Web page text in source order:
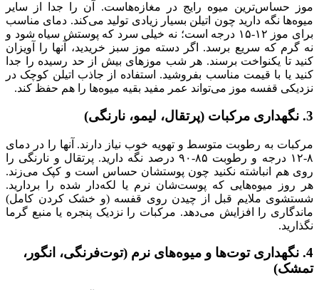
موز حساس‌ترین میوه رایج در مغازه‌هاست. آن را جدا از سایر
میوه‌ها نگه دارید چون اتیلن بسیار زیادی تولید می‌کند. دمای مناسب
برای موز ۱۲-۱۵ درجه است؛ نه خیلی سرد که پوستش سیاه شود و
نه گرم که سریع برسد. اگر دسته موز سبز خریدید، آنها را آویزان
کنید تا یکنواخت برسند. هر شب موزهای بیش از حد رسیده را جدا
کنید یا با قیمت مناسب بفروشید. استفاده از جاذب اتیلن کوچک در
نزدیکی قفسه موز می‌تواند عمر مفید بقیه میوه‌ها را هم حفظ کند.
3. نگهداری مرکبات (پرتقال، لیمو، نارنگی)
مرکبات به رطوبت متوسط و تهویه خوب نیاز دارند. آنها را در دمای
۸-۱۲ درجه و رطوبت ۸۵-۹۰ درصد نگه دارید. پرتقال و نارنگی را
روی هم انباشته نکنید چون پوستشان حساس است و کپک می‌زند.
هر روز میوه‌هایی که پوست‌شان نرم یا لکه‌دار شده را بردارید.
شستشوی ملایم قبل از چیدن روی قفسه (و خشک کردن کامل)
ماندگاری را افزایش می‌دهد. مرکبات را نزدیک پنجره یا منبع گرما
نگذارید.
4. نگهداری توت‌ها و میوه‌های نرم (توت‌فرنگی، انگور،
تمشک)